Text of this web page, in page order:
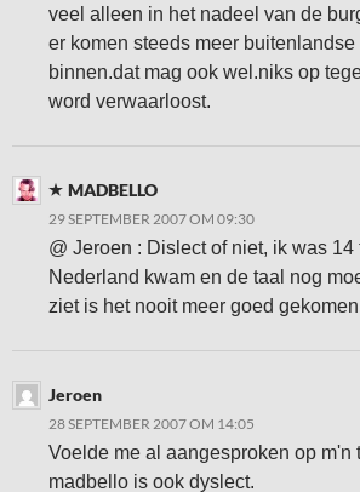
veel alleen in het nadeel van de
er komen steeds meer
binnen.dat mag ook wel.niks op
word verwaarloost.
MADBELLO
29 SEPTEMBER 2007 OM 09:30
@ Jeroen : Dislect of niet, ik was 14
Nederland kwam en de taal nog
ziet is het nooit meer goed gekomen
Jeroen
28 SEPTEMBER 2007 OM 14:05
Voelde me al aangesproken op m'n
madbello is ook dyslect.